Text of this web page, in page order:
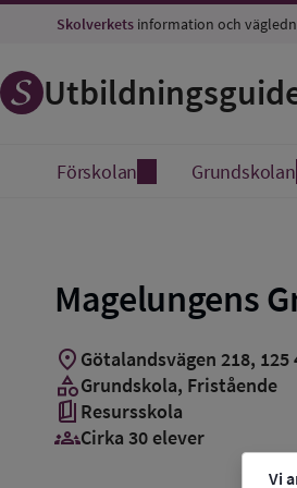
Vi
Skolverkets information och
Förskolan Grundskolan
Magelungens
Spara
location_on Götalandsvägen 218, 125
categoryGrundskola, Fristående
book_5 Resursskola
groups_3Cirka 30 elever